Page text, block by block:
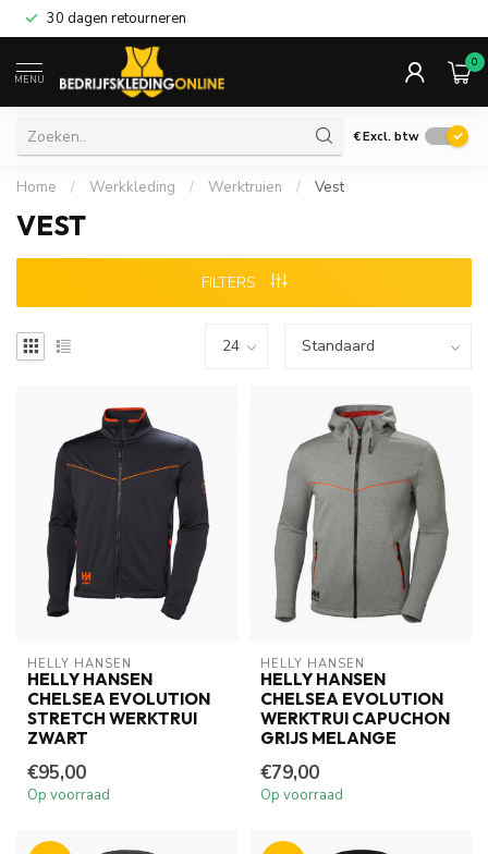
30 dagen retourneren
MENU
0
€Excl. btw
Home / Werkkleding / Werktruien / Vest
VEST
FILTERS
HELLY HANSEN
HELLY HANSEN
CHELSEA EVOLUTION
STRETCH WERKTRUI
ZWART
€95,00
Op voorraad
HELLY HANSEN
HELLY HANSEN
CHELSEA EVOLUTION
WERKTRUI CAPUCHON
GRIJS MELANGE
€79,00
Op voorraad